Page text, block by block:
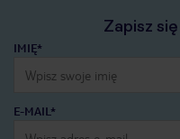
Zapisz
IMIĘ*
E-MAIL*